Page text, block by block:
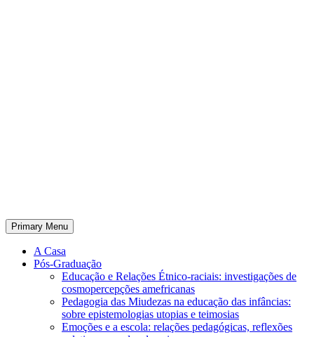
Primary Menu
A Casa
Pós-Graduação
Educação e Relações Étnico-raciais: investigações de
cosmopercepções amefricanas
Pedagogia das Miudezas na educação das infâncias:
sobre epistemologias utopias e teimosias
Emoções e a escola: relações pedagógicas, reflexões